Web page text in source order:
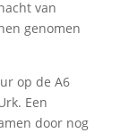
van
genomen
op de A6
Een
door nog